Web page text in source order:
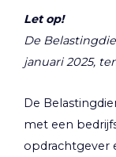
Let op!
De
januari 2025,
De
met een
opdrachtgever